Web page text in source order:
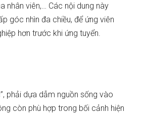
nhân viên,… Các nội dung này
góc nhìn đa chiều, để ứng viên
hơn trước khi ứng tuyển.
phải dựa dẫm nguồn sống vào
còn phù hợp trong bối cảnh hiện